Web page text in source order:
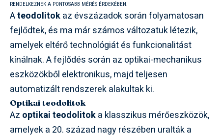
RENDELKEZNEK A PONTOSABB MÉRÉS ÉRDEKÉBEN.
Ateodolitokaz évszázadok során folyamatosan
fejlődtek, és ma már számos változatuk létezik,
amelyek eltérő technológiát és funkcionalitást
kínálnak. A fejlődés során az optikai-mechanikus
eszközökből elektronikus, majd teljesen
automatizált rendszerek alakultak ki.
Optikai teodolitok
Az optikai teodolitoka klasszikus mérőeszközök,
amelyek a 20. század nagy részében uralták a